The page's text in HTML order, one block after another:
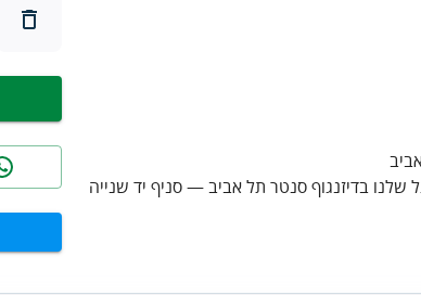
בדיזנגוף סנטר תל אביב — סניף יד שנייה